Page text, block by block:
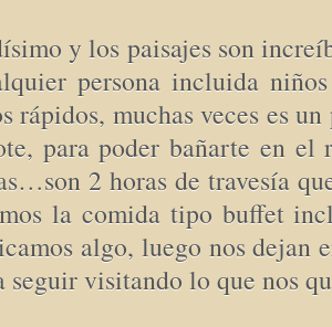
y los paisajes son
persona incluida
rápidos, muchas veces es un
para poder bañarte en el
2 horas de travesía
la comida tipo buffet
algo, luego nos dejan
seguir visitando lo que nos